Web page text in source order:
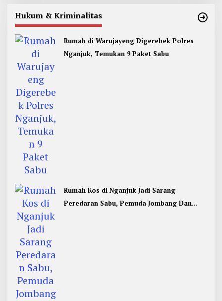
Hukum & Kriminalitas
Rumah di Warujayeng Digerebek Polres
Nganjuk, Temukan 9 Paket Sabu
Rumah Kos di Nganjuk Jadi Sarang
Peredaran Sabu, Pemuda Jombang Dan